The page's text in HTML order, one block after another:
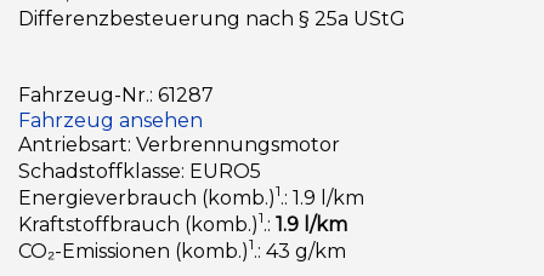
Differenzbesteuerung nach § 25a UStG
Fahrzeug-Nr.: 61287
Fahrzeug ansehen
Antriebsart: Verbrennungsmotor
Schadstoffklasse: EURO5
Energieverbrauch (komb.)1.: 1.9 l/km
Kraftstoffbrauch (komb.)1.: 1.9 l/km
CO₂-Emissionen (komb.)1.: 43 g/km